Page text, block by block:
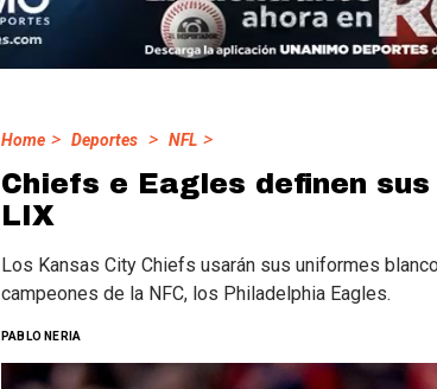
Home > Deportes > NFL >
Chiefs e Eagles definen
LIX
Los Kansas City Chiefs usarán sus uniformes
campeones de la NFC, los Philadelphia Eagles.
PABLO NERIA